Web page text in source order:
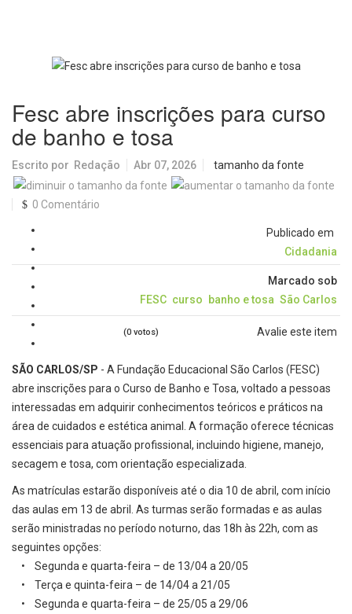
Fesc abre inscrições para curso
de banho e tosa
Escrito por Redação Abr 07, 2026 tamanho da fonte
0 Comentário
Publicado em
Cidadania
Marcado sob
FESC curso banho e tosa São Carlos
Avalie este item
(0 votos)
SÃO CARLOS/SP - A Fundação Educacional São Carlos (FESC)
abre inscrições para o Curso de Banho e Tosa, voltado a pessoas
interessadas em adquirir conhecimentos teóricos e práticos na
área de cuidados e estética animal. A formação oferece técnicas
essenciais para atuação profissional, incluindo higiene, manejo,
secagem e tosa, com orientação especializada.
As matrículas estarão disponíveis até o dia 10 de abril, com início
das aulas em 13 de abril. As turmas serão formadas e as aulas
serão ministradas no período noturno, das 18h às 22h, com as
seguintes opções:
• Segunda e quarta-feira – de 13/04 a 20/05
• Terça e quinta-feira – de 14/04 a 21/05
• Segunda e quarta-feira – de 25/05 a 29/06